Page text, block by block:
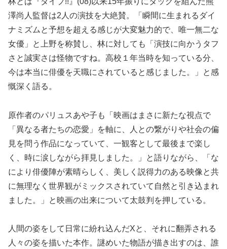
澤尚人監督は2人の演技を大絶賛。「瞬間に生まれるダイ
ナミズムと予想を超える感じが大変魅力的で、唯一無二な
女優」と上野を称賛し、林に対しても「演技に向かうタフ
さと誠実さは怪物ですね。高校１年当時を知っている分、
今は本当に俳優を天職にされていると感じました。」と感
慨深く語る。
原作者のパリュスあや子も「映画はまさに新たな視点で
「異なる者たちの恋愛」を軸に、人との繋がりや社会の偏
見を問う作品になっていて、一観客として最後まで楽し
く、時に涙しながら拝見しました。」と語りながら、「な
により俳優陣が素晴らしく、美しく説得力のある映像と共
に無理なく世界観がミックスされていて自然と引き込まれ
ました。」と映画の出来について太鼓判を押している。
人間の姿をして日常に紛れ込んだXと、それに翻弄される
人々の姿を描いた本作。謎めいた物語が描き出すのは、誰